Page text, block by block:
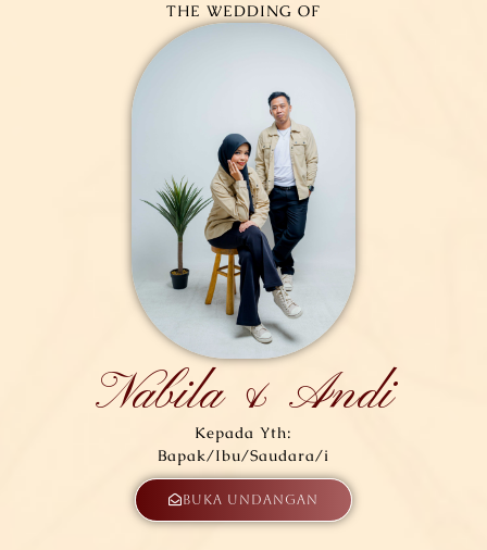
THE WEDDING OF
Nabila & Andi
Kepada Yth:
Bapak/Ibu/Saudara/i
Buka Undangan